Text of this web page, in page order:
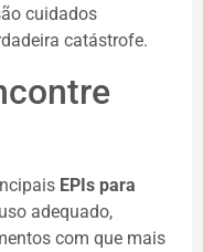
cuidados
catástrofe.
EPIs para
adequado,
com que mais